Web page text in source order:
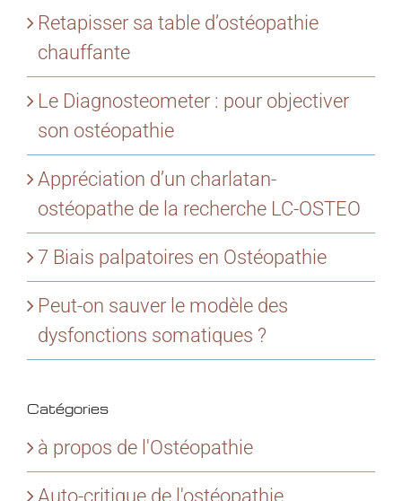
Retapisser sa table d’ostéopathie
chauffante
Le Diagnosteometer : pour objectiver
son ostéopathie
Appréciation d’un charlatan-
ostéopathe de la recherche LC-OSTEO
7 Biais palpatoires en Ostéopathie
Peut-on sauver le modèle des
dysfonctions somatiques ?
Catégories
à propos de l'Ostéopathie
Auto-critique de l'ostéopathie